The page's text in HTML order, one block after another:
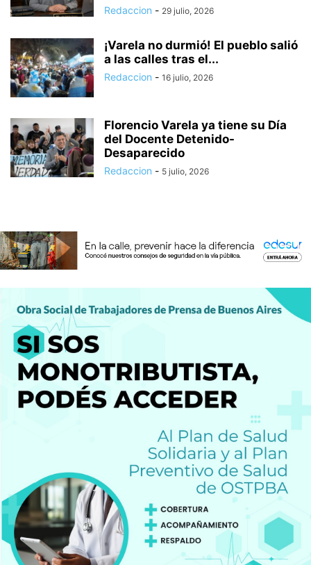
Redaccion - 29 julio, 2026
¡Varela no durmió! El pueblo salió
a las calles tras el...
Redaccion - 16 julio, 2026
Florencio Varela ya tiene su Día
del Docente Detenido-
Desaparecido
Redaccion - 5 julio, 2026